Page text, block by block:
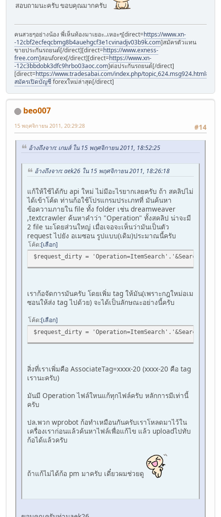
สอบถามนะครับ ขอบคุณมากครับ
คนสวยๆอย่างน้อง พี่เห็นท้องมาเยอะ..เหอะๆ[direct=https://www.xn-
-12cbf2ecfeqcbmg8b4auehgcf3e1cvinadjv03b9k.com]สมัครตัวแทน
ขายประกันรถยนต์[/direct][direct=https://www.exness-
free.com]สอนforex[/direct][direct=https://www.xn-
-12c3bbdobk3dfc9hrbo03aoc.com]ต่อประกันรถยนต์[/direct]
[direct=https://www.tradesabai.com/index.php/
สมัครเปิดบัญชีforexใหม่ล่าสุด[/direct]
beo007
#14
15 พฤศจิกายน 2011, 20:29:28
อ้างถึงจาก: เกมส์ ใน 15 พฤศจิกายน 2011, 18:52:25
อ้างถึงจาก: aek26 ใน 15 พฤศจิกายน 2011, 18:26:18
แก้ให้ใช้ได้กับ api ใหม่ ไม่มีอะไรยากเลยครับ ถ้า สคลิปไม่
ได้เข้าโค้ด ท่านก้อใช้โปรแกรมประเภทที่ มันค้นหา
ข้อความภายใน file ทั้ง folder เช่น dreamweaver
,textcrawler ค้นหาคำว่า "Operation" ทั้งสคลิป น่าจะมี
2 file นะโดยส่วนใหญ่ เมื่อเจอจะเห็นว่ามันเป็นตัว
request ไปยัง อเมซอน รูปแบบ(เดิม)ประมาณนี้ครับ
โค้ด เลือก
$request_dirty =
เราก้อจัดการมันครับ โดยเพิ่ม tag ให้มัน(เพราะกฎใหม่อเม
ซอนให้ส่ง tag ไปด้วย) จะได้เป็นลักษณะอย่างนี้ครับ
โค้ด เลือก
$request_dirty =
สิ่งที่เราเพิ่มคือ AssociateTag=xxxx-20 (xxxx-20 คือ tag
เรานะครับ)
มันมี Operation ไฟล์ใหนแก้ทุกไฟล์ครับ หลักการมีเท่านี้
ครับ
ปล.พวก wprobot ก้อทำเหมือนกันครับเราโหลดมาไว้ใน
เครื่องเราก่อนแล้วค้นหาไฟล์เพื่อแก้ไข แล้ว uploadไปทับ
ก้อได้แล้วครับ
ถ้าแก้ไม่ได้ก้อ pm มาครับ เดี๋ยวผมช่วยดู